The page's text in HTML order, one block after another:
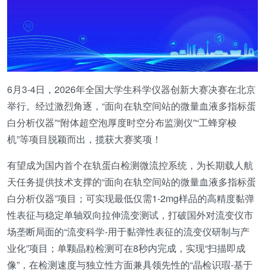
6月3-4日，2026年全国大学生科学仪器创新大赛决赛在北京
举行。经过激烈角逐，“面向在轨空间站的微量血液多指标蛋
白分析仪器”“附体超空泡厚度时空分布监测仪”“工蜂穿梭
机”等项目脱颖而出，揽获大赛奖项！
有望成为国内首个在轨蛋白检测微流控系统，为长期载人航
天任务提供技术支撑的“面向在轨空间站的微量血液多指标蛋
白分析仪器”项目；可实现最低仅需1-2mg样品的高精度黏弹
性表征与稳定单轴双向拉伸流变测试，打破国外对流变仪市
场垄断局面的“流变科学-用于黏弹性表征的流变仪研制与产
业化”项目；单颗晶粒检测可在8秒内完成，实现“扫描即成
像”，在检测速度与独立性方面兼具领先性的“晶检识瑕-基于